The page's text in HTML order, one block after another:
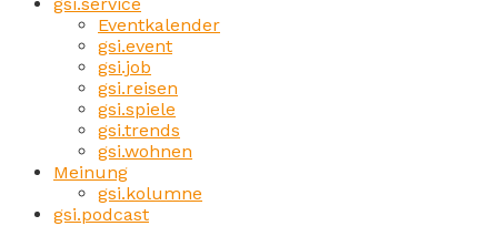
Eventkalender
gsi.event
gsi.job
gsi.reisen
gsi.spiele
gsi.trends
gsi.wohnen
Meinung
gsi.kolumne
gsi.podcast